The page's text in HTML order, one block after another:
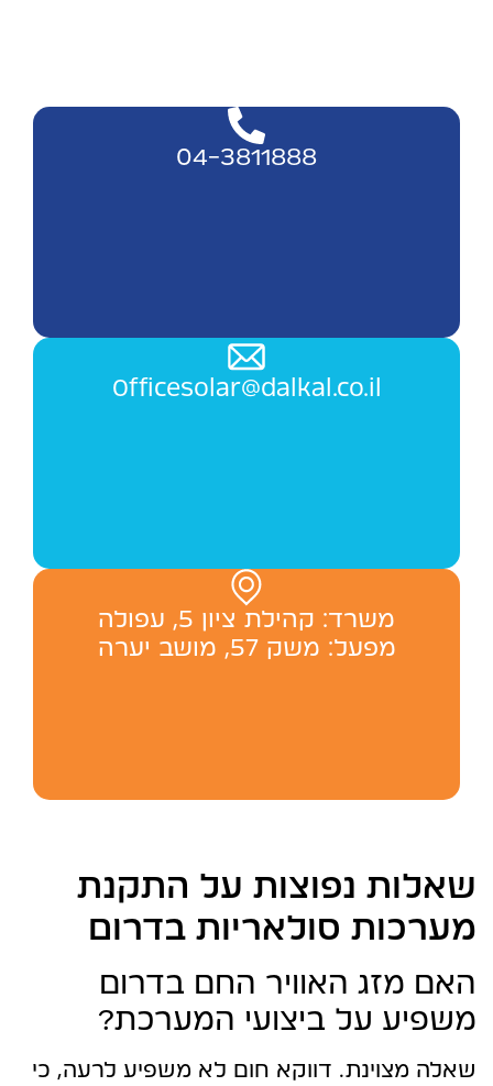
04-3811888
Officesolar@dalkal.co.il
משרד: ‬קהילת ציון 5, עפולה
מפעל: משק 57, מושב יערה
שאלות נפוצות על התקנת
מערכות סולאריות בדרום
האם מזג האוויר החם בדרום
משפיע על ביצועי המערכת?
שאלה מצוינת. דווקא חום לא משפיע לרעה, כי